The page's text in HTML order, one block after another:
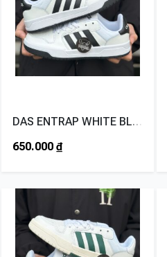
DAS ENTRAP WHITE BLACK
650.000 ₫